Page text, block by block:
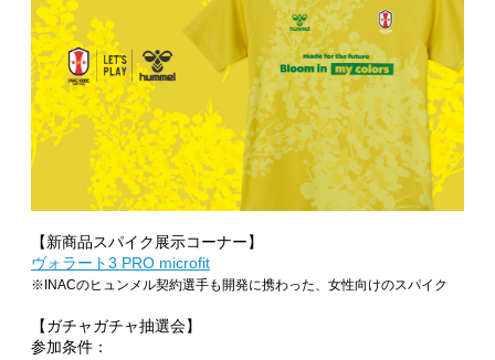
【新商品スパイク展示コーナー】
ヴォラート3 PRO microfit
※INACのヒュンメル契約選手も開発に携わった、女性向けのスパイク
【ガチャガチャ抽選会】
参加条件：